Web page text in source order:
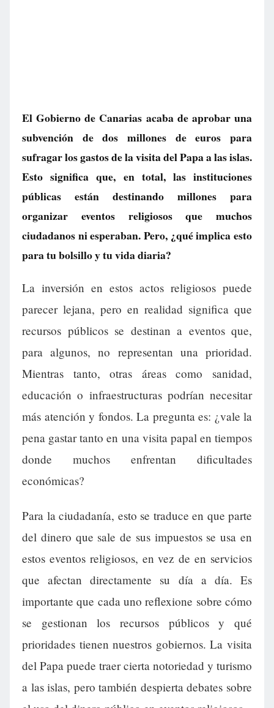
El Gobierno de Canarias acaba de aprobar una
subvención de dos millones de euros para
sufragar los gastos de la visita del Papa a las islas.
Esto significa que, en total, las instituciones
públicas están destinando millones para
organizar eventos religiosos que muchos
ciudadanos ni esperaban. Pero, ¿qué implica esto
para tu bolsillo y tu vida diaria?
La inversión en estos actos religiosos puede
parecer lejana, pero en realidad significa que
recursos públicos se destinan a eventos que,
para algunos, no representan una prioridad.
Mientras tanto, otras áreas como sanidad,
educación o infraestructuras podrían necesitar
más atención y fondos. La pregunta es: ¿vale la
pena gastar tanto en una visita papal en tiempos
donde muchos enfrentan dificultades
económicas?
Para la ciudadanía, esto se traduce en que parte
del dinero que sale de sus impuestos se usa en
estos eventos religiosos, en vez de en servicios
que afectan directamente su día a día. Es
importante que cada uno reflexione sobre cómo
se gestionan los recursos públicos y qué
prioridades tienen nuestros gobiernos. La visita
del Papa puede traer cierta notoriedad y turismo
a las islas, pero también despierta debates sobre